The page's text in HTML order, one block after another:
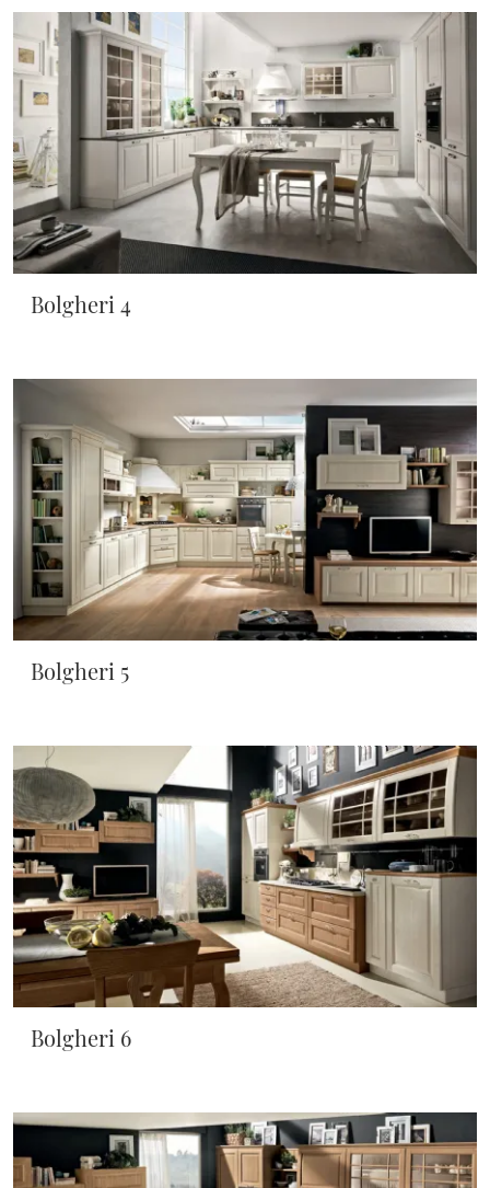
Bolgheri 4
Bolgheri 5
Bolgheri 6